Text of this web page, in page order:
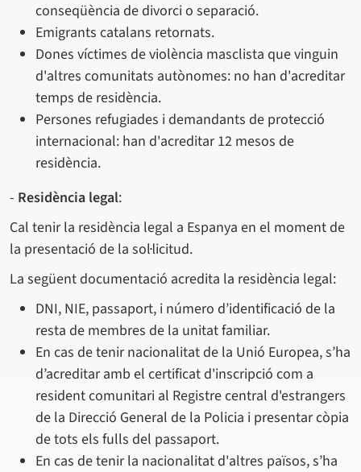
conseqüència de divorci o separació.
Emigrants catalans retornats.
Dones víctimes de violència masclista que vinguin
d'altres comunitats autònomes: no han d'acreditar
temps de residència.
Persones refugiades i demandants de protecció
internacional: han d'acreditar 12 mesos de
residència.
- Residència legal:
Cal tenir la residència legal a Espanya en el moment de
la presentació de la sol·licitud.
La següent documentació acredita la residència legal:
DNI, NIE, passaport, i número d’identificació de la
resta de membres de la unitat familiar.
En cas de tenir nacionalitat de la Unió Europea, s’ha
d’acreditar amb el certificat d'inscripció com a
resident comunitari al Registre central d'estrangers
de la Direcció General de la Policia i presentar còpia
de tots els fulls del passaport.
En cas de tenir la nacionalitat d'altres països, s’ha